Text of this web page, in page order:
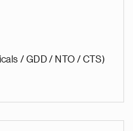
/ GDD / NTO / CTS)